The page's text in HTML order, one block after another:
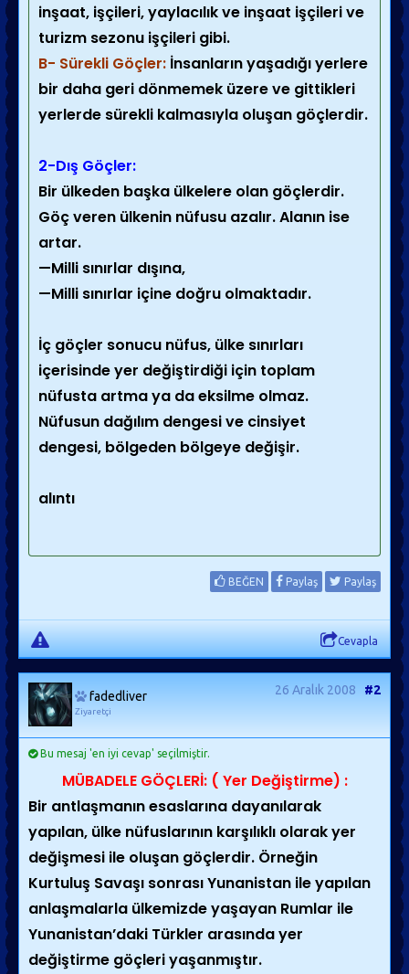
inşaat, işçileri, yaylacılık ve inşaat işçileri ve
turizm sezonu işçileri gibi.
B- Sürekli Göçler: İnsanların yaşadığı yerlere
bir daha geri dönmemek üzere ve gittikleri
yerlerde sürekli kalmasıyla oluşan göçlerdir.
2-Dış Göçler:
Bir ülkeden başka ülkelere olan göçlerdir.
Göç veren ülkenin nüfusu azalır. Alanın ise
artar.
—Milli sınırlar dışına,
—Milli sınırlar içine doğru olmaktadır.
İç göçler sonucu nüfus, ülke sınırları
içerisinde yer değiştirdiği için toplam
nüfusta artma ya da eksilme olmaz.
Nüfusun dağılım dengesi ve cinsiyet
dengesi, bölgeden bölgeye değişir.
alıntı
BEĞEN Paylaş Paylaş
Cevapla
fadedliver
Ziyaretçi
26 Aralık 2008 #2
Bu mesaj 'en iyi cevap' seçilmiştir.
MÜBADELE GÖÇLERİ: ( Yer Değiştirme) :
Bir antlaşmanın esaslarına dayanılarak
yapılan, ülke nüfuslarının karşılıklı olarak yer
değişmesi ile oluşan göçlerdir. Örneğin
Kurtuluş Savaşı sonrası Yunanistan ile yapılan
anlaşmalarla ülkemizde yaşayan Rumlar ile
Yunanistan’daki Türkler arasında yer
değiştirme göçleri yaşanmıştır.